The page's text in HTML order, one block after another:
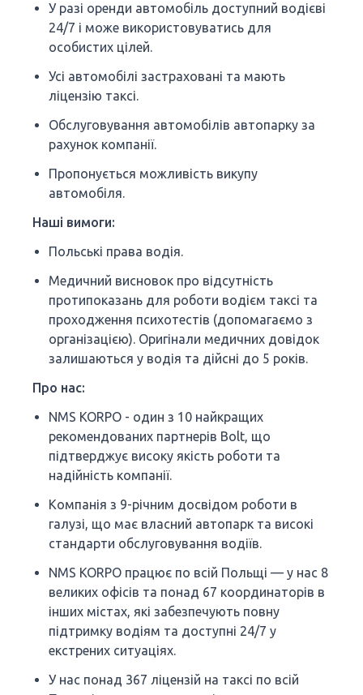
У разі оренди автомобіль доступний водієві
24/7 і може використовуватись для
особистих цілей.
Усі автомобілі застраховані та мають
ліцензію таксі.
Обслуговування автомобілів автопарку за
рахунок компанії.
Пропонується можливість викупу
автомобіля.
Наші вимоги:
Польські права водія.
Медичний висновок про відсутність
протипоказань для роботи водієм таксі та
проходження психотестів (допомагаємо з
організацією). Оригінали медичних довідок
залишаються у водія та дійсні до 5 років.
Про нас:
NMS KORPO - один з 10 найкращих
рекомендованих партнерів Bolt, що
підтверджує високу якість роботи та
надійність компанії.
Компанія з 9-річним досвідом роботи в
галузі, що має власний автопарк та високі
стандарти обслуговування водіїв.
NMS KORPO працює по всій Польщі — у нас 8
великих офісів та понад 67 координаторів в
інших містах, які забезпечують повну
підтримку водіям та доступні 24/7 у
екстрених ситуаціях.
У нас понад 367 ліцензій на таксі по всій